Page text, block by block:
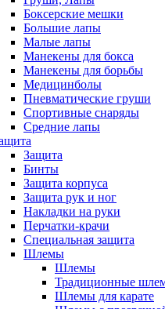
Боксерские мешки
Большие лапы
Малые лапы
Манекены для бокса
Манекены для борьбы
Медицинболы
Пневматические груши
Спортивные снаряды
Средние лапы
Защита
Бинты
Защита корпуса
Защита рук и ног
Накладки на руки
Перчатки-крачи
Специальная защита
Шлемы
Шлемы
Традиционные
Шлемы для карате